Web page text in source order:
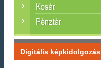
Digitális képkidolgozás